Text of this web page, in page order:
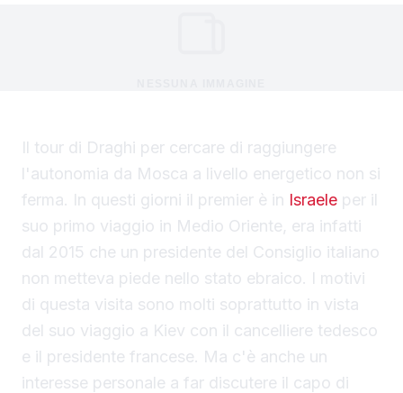
Il tour di Draghi per cercare di raggiungere
l'autonomia da Mosca a livello energetico non si
ferma. In questi giorni il premier è in Israele per il
suo primo viaggio in Medio Oriente, era infatti
dal 2015 che un presidente del Consiglio italiano
non metteva piede nello stato ebraico. I motivi
di questa visita sono molti soprattutto in vista
del suo viaggio a Kiev con il cancelliere tedesco
e il presidente francese. Ma c'è anche un
interesse personale a far discutere il capo di